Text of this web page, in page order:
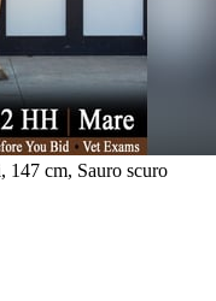
147 cm, Sauro scuro